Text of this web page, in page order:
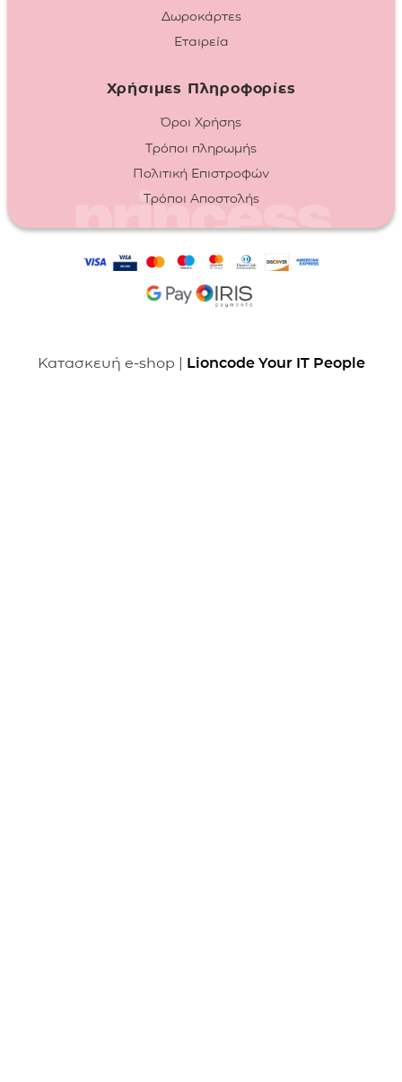
Δωροκάρτες
Εταιρεία
Χρήσιμες Πληροφορίες
Όροι Χρήσης
Τρόποι πληρωμής
Πολιτική Επιστροφών
Τρόποι Αποστολής
Κατασκευή e-shop | Lioncode Your IT People